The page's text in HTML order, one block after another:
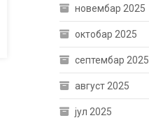
новембар 2025
октобар 2025
септембар 2025
август 2025
јул 2025